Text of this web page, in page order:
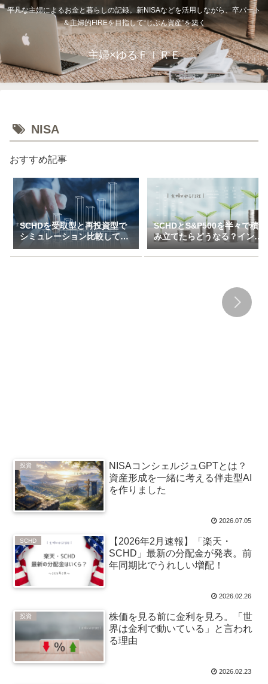
平凡な主婦によるお金と暮らしの記録。新NISAなどを活用しながら、卒パート
＆主婦的FIREを目指して“じぶん資産”を築く
主婦×ゆるＦＩＲＥ
NISA
おすすめ記事
SCHDを受取型と再投資型で
シミュレーション比較してみ
た（一括＆特定口座で3万～
10万積立）
SCHDとS&P500を半々で積
み立てたらどうなる？インデ
ックス×高配当のハイブリッ
ド投資戦略
投資
NISAコンシェルジュGPTとは？
資産形成を一緒に考える伴走型AI
を作りました
2026.07.05
SCHD
【2026年2月速報】「楽天・
SCHD」最新の分配金が発表。前
年同期比でうれしい増配！
2026.02.26
投資
株価を見る前に金利を見ろ。「世
界は金利で動いている」と言われ
る理由
2026.02.23